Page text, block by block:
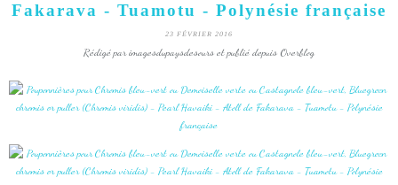
Fakarava - Tuamotu - Polynésie française
23 FÉVRIER 2016
Rédigé par imagesdupaysdesours et publié depuis Overblog